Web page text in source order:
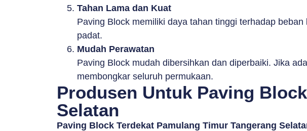
Tahan Lama dan Kuat
Paving Block memiliki daya tahan tinggi terhadap
padat.
Mudah Perawatan
Paving Block mudah dibersihkan dan diperbaiki. Jika
membongkar seluruh permukaan.
Produsen Untuk Paving
Selatan
Paving Block Terdekat Pamulang Timur Tangerang